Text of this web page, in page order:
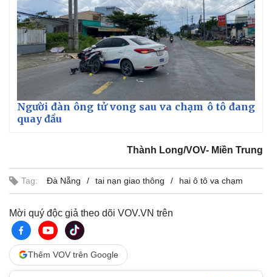
Quan sát
Cuộc sống đó đây
Hồ sơ
Video
Ảnh
Người đàn ông tử vong sau va chạm ô tô đang
quay đầu
Thành Long/VOV- Miền Trung
Tag: Đà Nẵng tai nạn giao thông hai ô tô va chạm
Mời quý độc giả theo dõi VOV.VN trên
Thêm VOV trên Google